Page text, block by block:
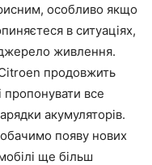
особливо якщо
в ситуаціях,
живлення.
продовжить
пропонувати все
акумуляторів.
появу нових
ще більш